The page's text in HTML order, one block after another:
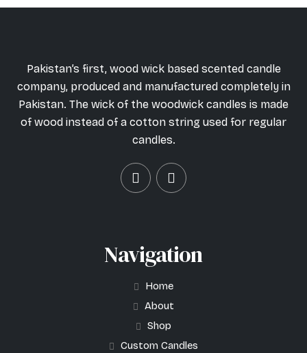
Pakistan’s first, wood wick based scented candle
company, produced and manufactured completely in
Pakistan. The wick of the woodwick candles is made
of wood instead of a cotton string used for regular
candles.
Navigation
Home
About
Shop
Custom Candles